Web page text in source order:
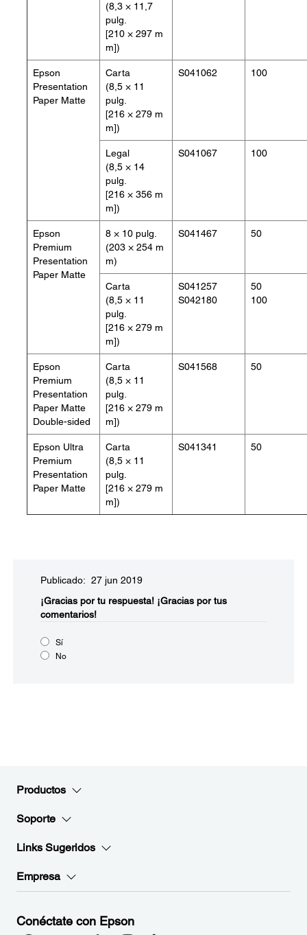
(8,3 × 11,7
pulg.
[210 × 297 m
m])
Epson
Presentation
Paper Matte
Carta
(8,5 × 11
pulg.
[216 × 279 m
m])
S041062 100
Legal
(8,5 × 14
pulg.
[216 × 356 m
m])
S041067 100
Epson
Premium
Presentation
Paper Matte
8 × 10 pulg.
(203 × 254 m
m)
S041467 50
Carta
(8,5 × 11
pulg.
[216 × 279 m
m])
S041257
S042180
50
100
Epson
Premium
Presentation
Paper Matte
Double-sided
Carta
(8,5 × 11
pulg.
[216 × 279 m
m])
S041568 50
Epson Ultra
Premium
Presentation
Paper Matte
Carta
(8,5 × 11
pulg.
[216 × 279 m
m])
S041341 50
Publicado: 27 jun 2019
¡Gracias por tu respuesta! ¡Gracias por tus
comentarios!
Sí
No
Productos
Soporte
Links Sugeridos
Empresa
Conéctate con Epson